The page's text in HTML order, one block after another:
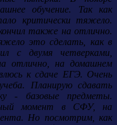
обучение. Так как
критически тяжело.
также на отлично.
это сделать, как в
с двумя четверками,
отлично, на домашнем
к сдаче ЕГЭ. Очень
Планирую сдавать
- базовые предметы.
момент в СФУ, на
Но посмотрим, как